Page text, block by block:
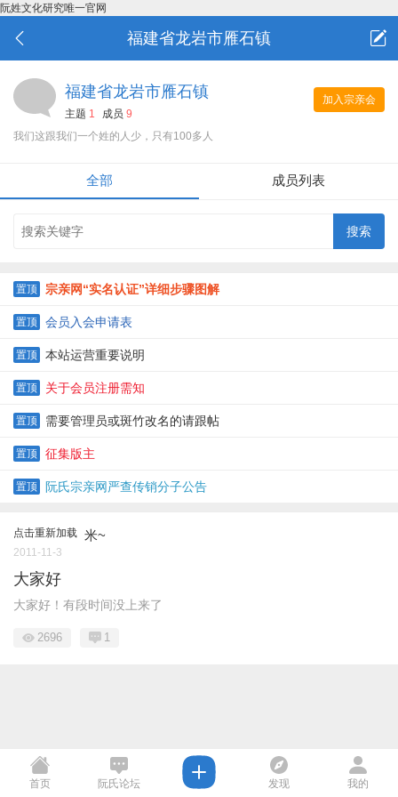
阮姓文化研究唯一官网
福建省龙岩市雁石镇
加入宗亲会
福建省龙岩市雁石镇
主题 1 成员 9
我们这跟我们一个姓的人少，只有100多人
全部 成员列表
置顶 宗亲网“实名认证”详细步骤图解
置顶 会员入会申请表
置顶 本站运营重要说明
置顶 关于会员注册需知
置顶 需要管理员或斑竹改名的请跟帖
置顶 征集版主
置顶 阮氏宗亲网严查传销分子公告
点击重新加载 米~
2011-11-3
大家好
大家好！有段时间没上来了
2696 1
首页 阮氏论坛 发现 我的